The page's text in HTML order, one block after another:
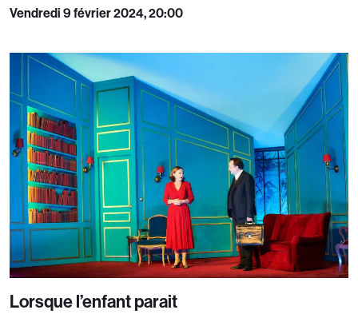
Vendredi 9 février 2024, 20:00
Lorsque l’enfant parait